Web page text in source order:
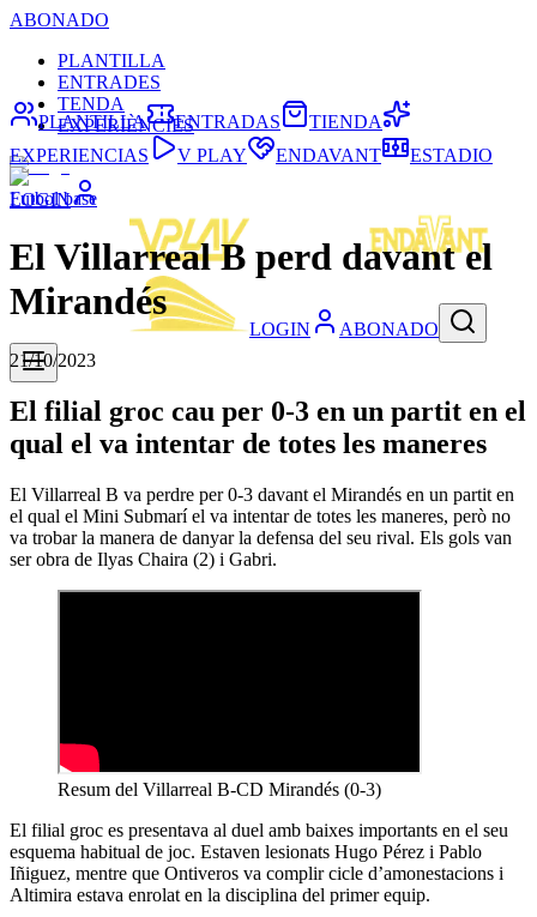
ABONADO
PLANTILLA
ENTRADES
TENDA
EXPERIÈNCIES
LOGIN
LOGIN ABONADO
PLANTILLA ENTRADAS
TIENDA
EXPERIENCIAS
V PLAY ENDAVANT ESTADIO
Futbol base
El Villarreal B perd davant el
Mirandés
21/10/2023
El filial groc cau per 0-3 en un partit en el
qual el va intentar de totes les maneres
El Villarreal B va perdre per 0-3 davant el Mirandés en un partit en
el qual el Mini Submarí el va intentar de totes les maneres, però no
va trobar la manera de danyar la defensa del seu rival. Els gols van
ser obra de Ilyas Chaira (2) i Gabri.
Resum del Villarreal B-CD Mirandés (0-3)
El filial groc es presentava al duel amb baixes importants en el seu
esquema habitual de joc. Estaven lesionats Hugo Pérez i Pablo
Iñiguez, mentre que Ontiveros va complir cicle d’amonestacions i
Altimira estava enrolat en la disciplina del primer equip.